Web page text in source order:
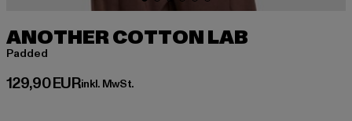
ANOTHER COTTON LAB
Padded
129,90 EUR
Derzeitiger Preis: 129,90 EUR
inkl. MwSt.